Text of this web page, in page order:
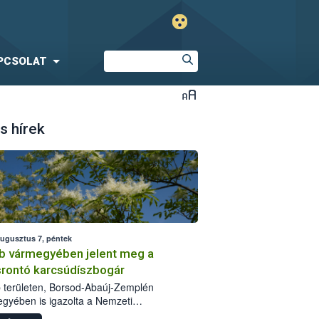
hírek
7, péntek
vármegyében jelent meg a
karcsúdíszbogár
területen, Borsod-Abaúj-Zemplén
is igazolta a Nemzeti
biztonsági Hivatal (Nébih) a